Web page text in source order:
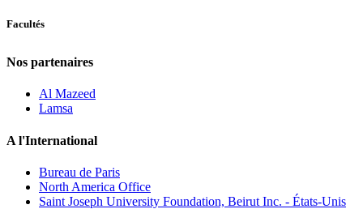
Facultés
Nos partenaires
Al Mazeed
Lamsa
A l'International
Bureau de Paris
North America Office
Saint Joseph University Foundation, Beirut Inc. - États-Unis